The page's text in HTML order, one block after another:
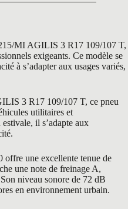
MI AGILIS 3 R17 109/107 T,
exigeants. Ce modèle se
à s’adapter aux usages variés,
3 R17 109/107 T, ce pneu
utilitaires et
il s’adapte aux
une excellente tenue de
une note de freinage A,
niveau sonore de 72 dB
en environnement urbain.